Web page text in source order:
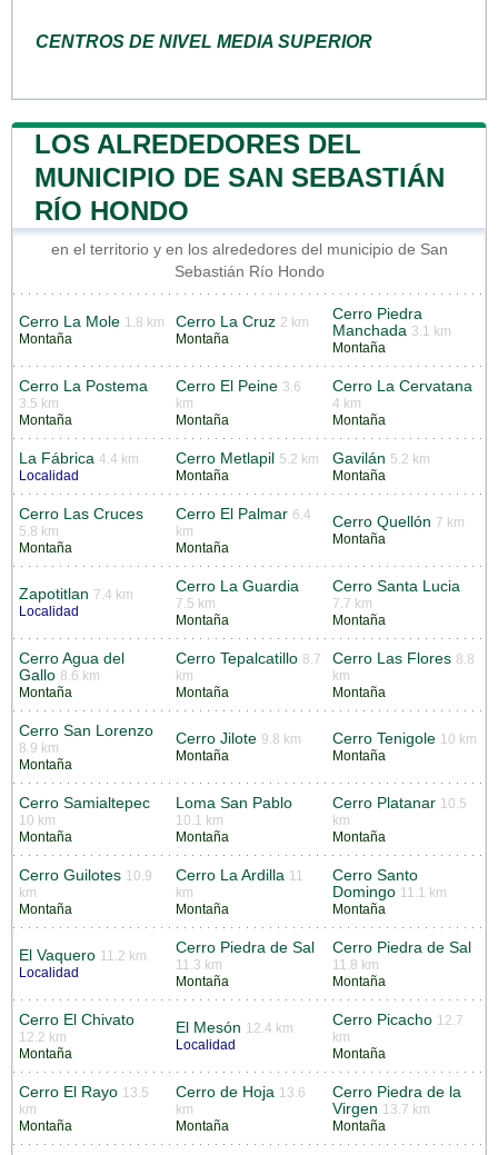
CENTROS DE NIVEL MEDIA SUPERIOR
LOS ALREDEDORES DEL
MUNICIPIO DE SAN SEBASTIÁN
RÍO HONDO
en el territorio y en los alrededores del municipio de San
Sebastián Río Hondo
Cerro La Mole 1.8 km
Montaña
Cerro La Cruz 2 km
Montaña
Cerro Piedra
Manchada 3.1 km
Montaña
Cerro La Postema
3.5 km
Montaña
Cerro El Peine 3.6
km
Montaña
Cerro La Cervatana
4 km
Montaña
La Fábrica 4.4 km
Localidad
Cerro Metlapil
5.2 km
Montaña
Gavilán 5.2 km
Montaña
Cerro Las Cruces
5.8 km
Montaña
Cerro El Palmar 6.4
km
Montaña
Cerro Quellón 7 km
Montaña
Zapotitlan 7.4 km
Localidad
Cerro La Guardia
7.5 km
Montaña
Cerro Santa Lucia
7.7 km
Montaña
Cerro Agua del
Gallo 8.6 km
Montaña
Cerro Tepalcatillo 8.7
km
Montaña
Cerro Las Flores 8.8
km
Montaña
Cerro San Lorenzo
8.9 km
Montaña
Cerro Jilote 9.8 km
Montaña
Cerro Tenigole 10 km
Montaña
Cerro Samialtepec
10 km
Montaña
Loma San Pablo
10.1 km
Montaña
Cerro Platanar 10.5
km
Montaña
Cerro Guilotes 10.9
km
Montaña
Cerro La Ardilla 11
km
Montaña
Cerro Santo
Domingo 11.1 km
Montaña
El Vaquero 11.2 km
Localidad
Cerro Piedra de Sal
11.3 km
Montaña
Cerro Piedra de Sal
11.8 km
Montaña
Cerro El Chivato
12.2 km
Montaña
El Mesón 12.4 km
Localidad
Cerro Picacho 12.7
km
Montaña
Cerro El Rayo 13.5
km
Montaña
Cerro de Hoja 13.6
km
Montaña
Cerro Piedra de la
Virgen 13.7 km
Montaña